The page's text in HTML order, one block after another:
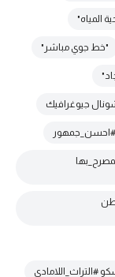
المياه"
"خط جوي مباشر"
جيوغرافيك
#احسن_جمهور
#التراث_اللامادي